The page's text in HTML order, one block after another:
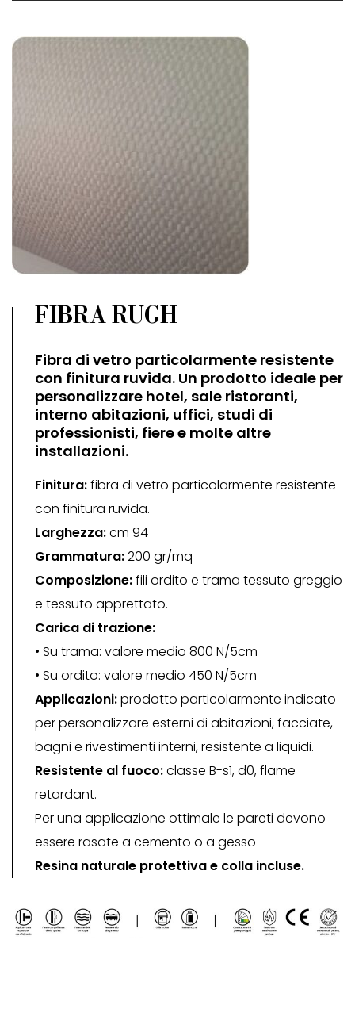
FIBRA RUGH
Fibra di vetro particolarmente resistente
con finitura ruvida. Un prodotto ideale per
personalizzare hotel, sale ristoranti,
interno abitazioni, uffici, studi di
professionisti, fiere e molte altre
installazioni.
Finitura:fibra di vetro particolarmente resistente
con finitura ruvida.
Larghezza:cm 94
Grammatura:200 gr/mq
Composizione:fili ordito e trama tessuto greggio
e tessuto apprettato.
Carica di trazione:
• Su trama: valore medio 800 N/5cm
• Su ordito: valore medio 450 N/5cm
Applicazioni:prodotto particolarmente indicato
per personalizzare esterni di abitazioni, facciate,
bagni e rivestimenti interni, resistente a liquidi.
Resistente al fuoco:classe B-s1, d0, flame
retardant.
Per una applicazione ottimale le pareti devono
essere rasate a cemento o a gesso
Resina naturale protettiva e colla incluse.